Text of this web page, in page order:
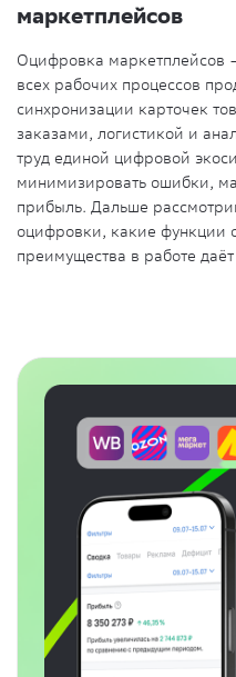
маркетплейсов
Оцифровка маркетплейсов
всех рабочих процессов
синхронизации карточек
заказами, логистикой и
труд единой цифровой
минимизировать ошибки,
прибыль. Дальше
оцифровки, какие функции
преимущества в работе